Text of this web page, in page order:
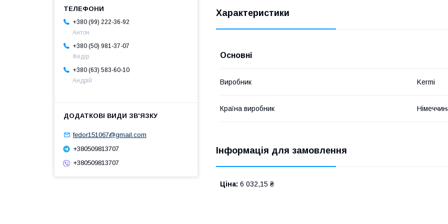
Характеристики
Основні
Виробник Kermi
Країна виробник
Інформація для замовлення
Ціна: 6 032,15 ₴
+380 (99) 222-36-92
Антон
+380 (50) 981-37-07
Федір
+380 (63) 583-60-10
Андрій
fedor151067@gmail.com
+380509813707
+380509813707